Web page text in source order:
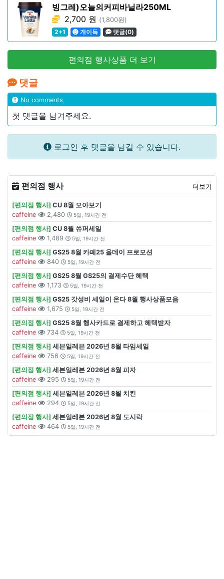
빙그레)오늘의커피바닐라250ML
2,700 원 (1,800원)
2+1
개이득 댓글(0)
편의점 행사상품 더 보기
댓글
No comments
첫 댓글을 남겨주세요.
로그인 후 댓글을 남길 수 있습니다.
편의점 행사 더보기
[편의점 행사] CU 8월 모아보기
caffeine
2,480 5일, 19시간 전
[편의점 행사] CU 8월 쓔퍼세일
caffeine
1,489 5일, 19시간 전
[편의점 행사] GS25 8월 카페25 올데이 프로모션
caffeine
840 5일, 19시간 전
[편의점 행사] GS25 8월 GS25의 결제수단 혜택
caffeine
1,173 5일, 19시간 전
[편의점 행사] GS25 갓성비 세일이 온다 8월 행사상품모음
caffeine
1,675 5일, 19시간 전
[편의점 행사] GS25 8월 행사카드로 결제하고 혜택받자
caffeine
734 5일, 19시간 전
[편의점 행사] 세븐일레븐 2026년 8월 타임세일
caffeine
756 5일, 19시간 전
[편의점 행사] 세븐일레븐 2026년 8월 피자
caffeine
295 5일, 19시간 전
[편의점 행사] 세븐일레븐 2026년 8월 치킨
caffeine
294 5일, 19시간 전
[편의점 행사] 세븐일레븐 2026년 8월 도시락
caffeine
464 5일, 19시간 전